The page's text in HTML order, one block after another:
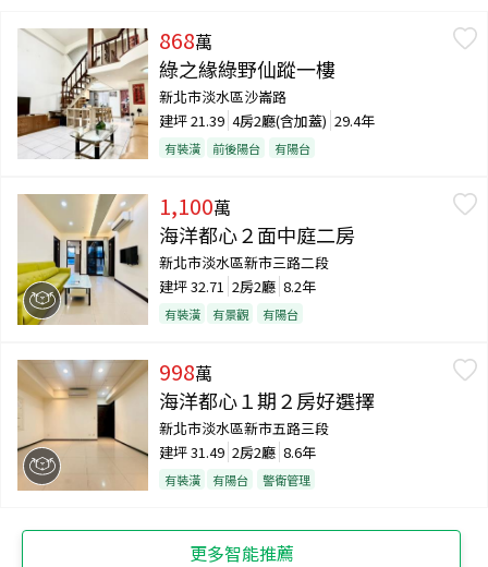
868萬
綠之緣綠野仙蹤一樓
新北市淡水區沙崙路
建坪21.39 4房2廳(含加蓋) 29.4年
有裝潢 前後陽台 有陽台
1,100萬
海洋都心２面中庭二房
新北市淡水區新市三路二段
建坪32.71 2房2廳 8.2年
有裝潢 有景觀 有陽台
998萬
海洋都心１期２房好選擇
新北市淡水區新市五路三段
建坪31.49 2房2廳 8.6年
有裝潢 有陽台 警衛管理
更多智能推薦